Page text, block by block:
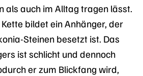
als auch im Alltag tragen lässt.
bildet ein Anhänger, der
Steinen besetzt ist. Das
ist schlicht und dennoch
er zum Blickfang wird,